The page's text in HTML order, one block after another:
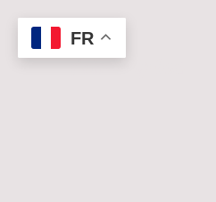
Asian trip box
FR